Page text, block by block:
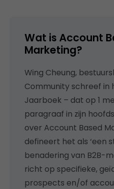
Wat is Account
Marketing?
Wing Cheung,
Community schreef
Jaarboek – dat op 1
paragraaf in zijn
over Account Based
defineert het als ‘een
benadering van B2B-
richt op specifieke,
prospects en/of